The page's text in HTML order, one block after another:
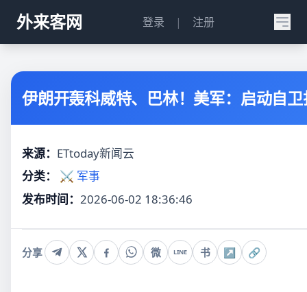
外来客网 登录 | 注册
伊朗开轰科威特、巴林！美军：启动自
来源： ETtoday新闻云
分类：
⚔️ 军事
发布时间： 2026-06-02 18:36:46
分享 微 LINE 书 ↗ 🔗